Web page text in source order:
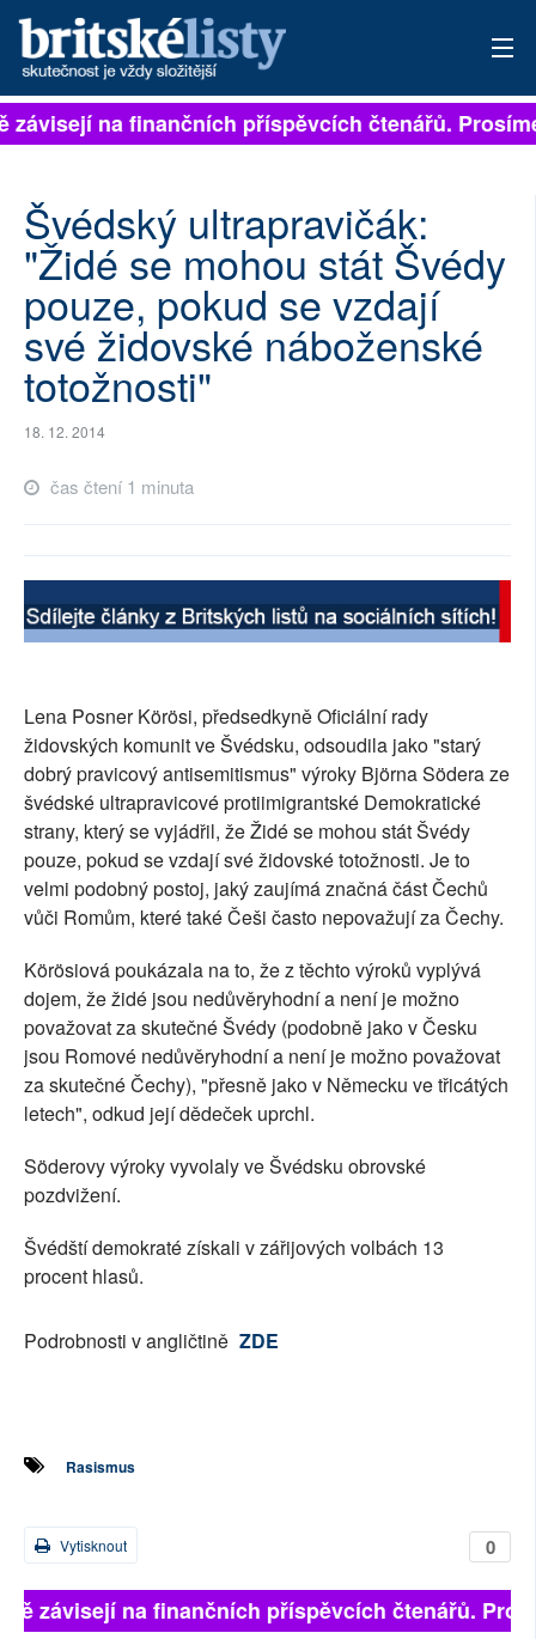
PŘIHLÁSIT
ARCHIV
TÉMATA
NEJČTENĚJŠÍ ZA 7 DNÍ
RUBRIKY
na finančních příspěvcích čtenářů.
Švédský ultrapravičák:
"Židé se mohou stát Švédy
pouze, pokud se vzdají
své židovské náboženské
totožnosti"
18. 12. 2014
čas čtení 1 minuta
Lena Posner Körösi, předsedkyně Oficiální rady
židovských komunit ve Švédsku, odsoudila jako "starý
dobrý pravicový antisemitismus" výroky Björna Södera ze
švédské ultrapravicové protiimigrantské Demokratické
strany, který se vyjádřil, že Židé se mohou stát Švédy
pouze, pokud se vzdají své židovské totožnosti. Je to
velmi podobný postoj, jaký zaujímá značná část Čechů
vůči Romům, které také Češi často nepovažují za Čechy.
Körösiová poukázala na to, že z těchto výroků vyplývá
dojem, že židé jsou nedůvěryhodní a není je možno
považovat za skutečné Švédy (podobně jako v Česku
jsou Romové nedůvěryhodní a není je možno považovat
za skutečné Čechy), "přesně jako v Německu ve třicátých
letech", odkud její dědeček uprchl.
Söderovy výroky vyvolaly ve Švédsku obrovské
pozdvižení.
Švédští demokraté získali v zářijových volbách 13
procent hlasů.
Podrobnosti v angličtině ZDE
Rasismus
0
Vytisknout
závisejí na finančních příspěvcích čtenářů.